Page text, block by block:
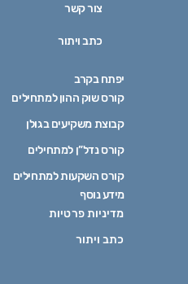
צור קשר
כתב ויתור
יפתח בקרב
קורס שוק ההון למתחילים
קבוצת משקיעים בגולן
קורס נדל”ן למתחילים
קורס השקעות למתחילים
מידע נוסף
מדיניות פרטיות
כתב ויתור